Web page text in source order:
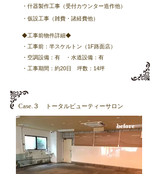
​・什器製作工事（受付カウンター造作他）
・仮設工事（雑費・諸経費他）
◆工事前物件詳細◆
・工事前：半スケルトン​（1F路面店）
・空調設備：有 ・水道設備：有
​・工事期間：約20日 坪数：14坪
​Case.３ トータルビューティーサロン
​before